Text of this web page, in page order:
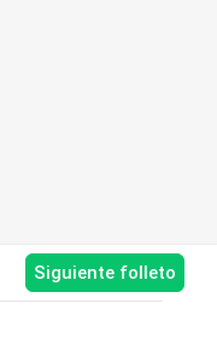
Siguiente folleto